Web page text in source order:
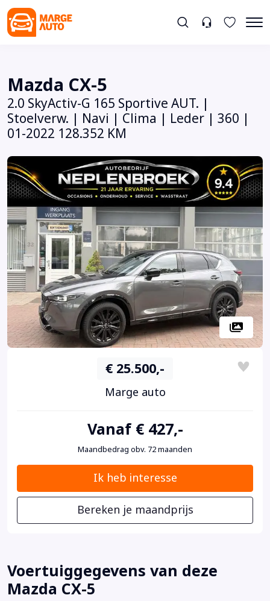
Mazda CX-5
2.0 SkyActiv-G 165 Sportive AUT. |
Stoelverw. | Navi | Clima | Leder | 360 |
01-2022 128.352 KM
€ 25.500,-
Marge auto
Vanaf € 427,-
Maandbedrag obv. 72 maanden
Ik heb interesse
Bereken je maandprijs
Voertuiggegevens van deze
Mazda CX-5